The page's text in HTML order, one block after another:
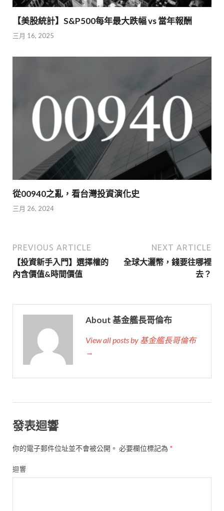
【美股統計】S&P500每年最大跌幅 vs 當年報酬
三月 16, 2025
從00940之亂，看台灣投資演化史
三月 26, 2024
PREVIOUS ARTICLE
【投資新手入門】選擇權的
內含價值&時間價值
NEXT ARTICLE
全球大灑幣，錢要往哪裡
去？
About 基金艦長哥倫布
View all posts by 基金艦長哥倫布
→
發表迴響
你的電子郵件位址並不會被公開。 必要欄位標記為 *
迴響